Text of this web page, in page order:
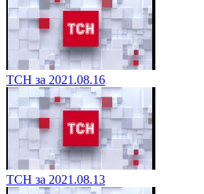
ТСН за 2021.08.16
ТСН за 2021.08.13